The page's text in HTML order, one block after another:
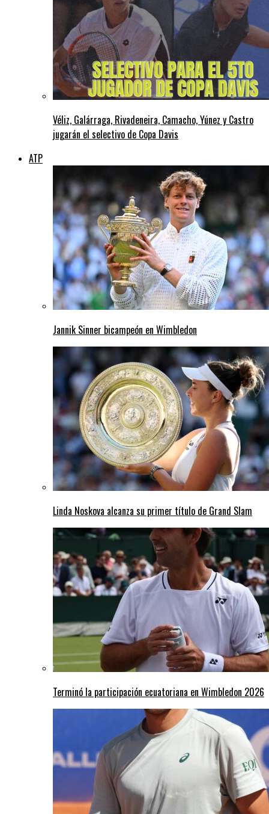
Véliz, Galárraga, Rivadeneira, Camacho, Yúnez y Castro
jugarán el selectivo de Copa Davis
ATP
Jannik Sinner bicampeón en Wimbledon
Linda Noskova alcanza su primer título de Grand Slam
Terminó la participación ecuatoriana en Wimbledon 2026